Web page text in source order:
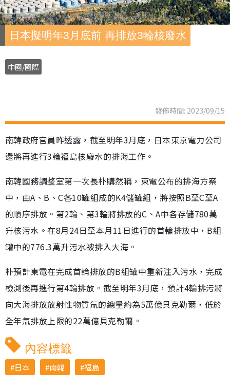
日本擬明年3月底前 再排放3輪核廢水
中國/國際
發佈時間: 2023/09/15
南韓政府官員昨透露，截至明年3月底，日本東京電力公司
還將再進行3輪福島核廢水的排海工作。
南韓國務調整室第一次長朴購然稱，東電公布的排海方案
中，由A、B、C各10罐組成的K4儲罐組，將按照B至C至A
的順序排放。第2輪、第3輪將排放的C、A中各存儲780萬
升核污水。在8月24日至本月11日進行的首輪排放中，B組
罐中的776.3萬升污水被排入大海。
朴預計東電在完成首輪排放的B組罐中重新注入污水，完成
檢測後再進行第4輪排放。截至明年3月底，預計4輪排污將
向大海排放放射性物質氚的總量約為5萬億貝克勒爾，低於
全年氚排放上限的22萬億貝克勒爾。
內容標籤
日本 南韓 福島